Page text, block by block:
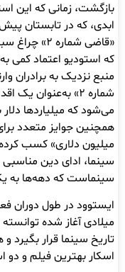
بازگشت، زمانی که این
ابدی، که در تابستان
«قاضی
که استودیو اعتماد کمی
منبع نزدیک به برادران
شماره ۲» به‌عنوان
می‌شود که میلیاردها
همچنین جوایز متعدد
میلیون دلاری» کسب
سینما، ادای دین
سینماست که دهه‌ها به
میلادی آغاز شده
تاریخ سینما قرار بگیرد
اسکار بهترین فیلم و دو